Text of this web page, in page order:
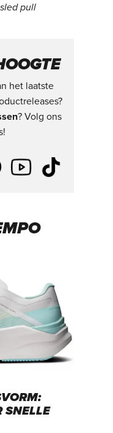
pull
het laatste
? Volg ons
SNELLE